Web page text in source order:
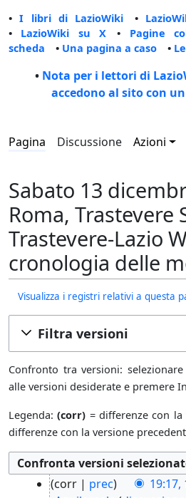
•I libri di LazioWiki •
• LazioWiki su X • Pagine
scheda • Una pagina a caso •
• Nota per i lettori di
accedono al sito con
Pagina Discussione Azioni
Sabato 13
Roma, Trastevere
Trastevere-Lazio
cronologia delle
Visualizza i registri relativi a questa
Filtra versioni
Confronto tra versioni:
alle versioni desiderate e premere
Legenda:(corr) = differenze con la
differenze con la versione
corr prec
19:17,